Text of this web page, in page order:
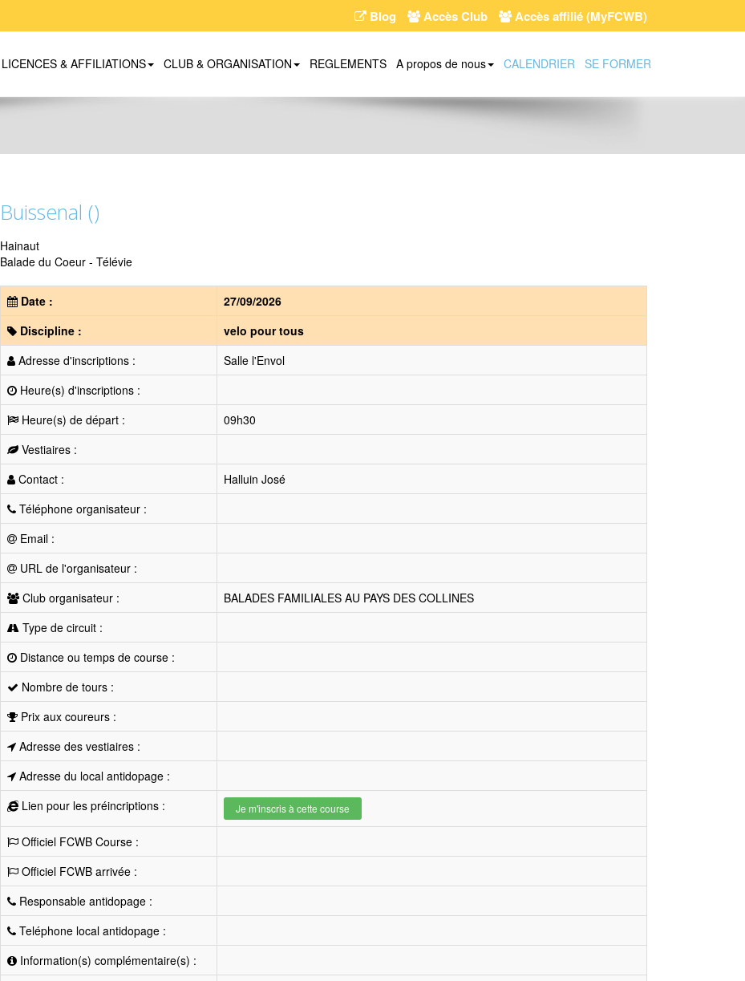
Blog Accès Club Accès affilié (MyFCWB)
LICENCES & AFFILIATIONS CLUB & ORGANISATION REGLEMENTS A propos de nous CALENDRIER SE FORMER
Buissenal ()
Hainaut
Balade du Coeur - Télévie
Date :
27/09/2026
Discipline :
velo pour tous
Adresse d'inscriptions :
Salle l'Envol
Heure(s) d'inscriptions :
Heure(s) de départ :
09h30
Vestiaires :
Contact :
Halluin José
Téléphone organisateur :
Email :
URL de l'organisateur :
Club organisateur :
BALADES FAMILIALES AU PAYS DES COLLINES
Type de circuit :
Distance ou temps de course :
Nombre de tours :
Prix aux coureurs :
Adresse des vestiaires :
Adresse du local antidopage :
Lien pour les préincriptions :
Je m'inscris à cette course
Officiel FCWB Course :
Officiel FCWB arrivée :
Responsable antidopage :
Teléphone local antidopage :
Information(s) complémentaire(s) :